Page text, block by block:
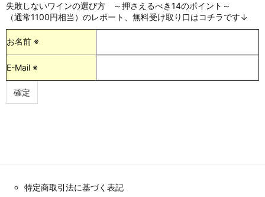
失敗しないワインの選び方 ～押さえるべき14のポイント～
（通常1100円相当）のレポート、無料受け取り口はコチラです↓
お名前 ※
E-Mail ※
特定商取引法に基づく表記